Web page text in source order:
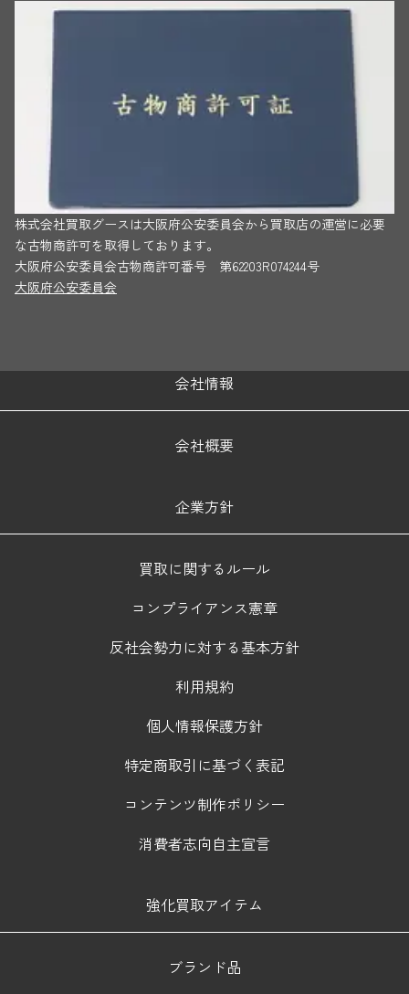
株式会社買取グースは大阪府公安委員会から買取店の運営に必要
な古物商許可を取得しております。
大阪府公安委員会古物商許可番号 第62203R074244号
大阪府公安委員会
会社情報
会社概要
企業方針
買取に関するルール
コンプライアンス憲章
反社会勢力に対する基本方針
利用規約
個人情報保護方針
特定商取引に基づく表記
コンテンツ制作ポリシー
消費者志向自主宣言
強化買取アイテム
ブランド品